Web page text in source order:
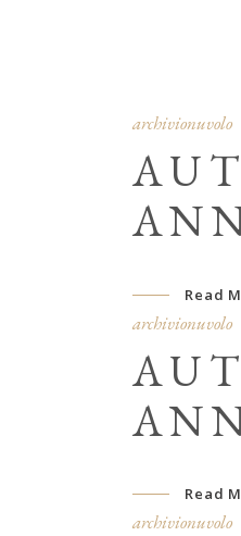
archivionuvolo
Read
archivionuvolo
Read
archivionuvolo